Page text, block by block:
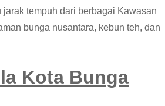
tempuh dari berbagai Kawasan
bunga nusantara, kebun teh, dan
Kota Bunga